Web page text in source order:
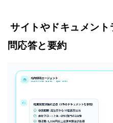
サイトやドキュメン
問応答と要約